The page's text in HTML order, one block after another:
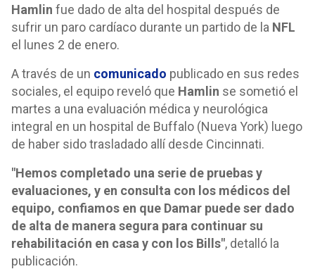
Hamlin fue dado de alta del hospital después de
sufrir un paro cardíaco durante un partido de la NFL
el lunes 2 de enero.
A través de un comunicado publicado en sus redes
sociales, el equipo reveló que Hamlin se sometió el
martes a una evaluación médica y neurológica
integral en un hospital de Buffalo (Nueva York) luego
de haber sido trasladado allí desde Cincinnati.
"Hemos completado una serie de pruebas y
evaluaciones, y en consulta con los médicos del
equipo, confiamos en que Damar puede ser dado
de alta de manera segura para continuar su
rehabilitación en casa y con los Bills", detalló la
publicación.